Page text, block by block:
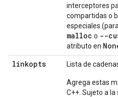
interceptores
compartidas o
especiales
malloc o --
atributo en
linkopts Lista de
Agrega estas
C++. Sujeto a